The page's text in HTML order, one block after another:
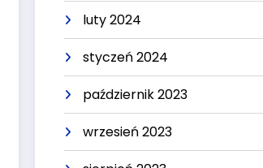
luty 2024
styczeń 2024
październik 2023
wrzesień 2023